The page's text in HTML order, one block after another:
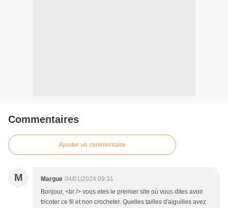
Commentaires
Ajouter un commentaire
M Margue 04/01/2024 09:31
Bonjour, <br /> vous etes le premier site où vous dites avoir
tricoter ce fil et non crocheter. Quelles tailles d'aiguilles avez